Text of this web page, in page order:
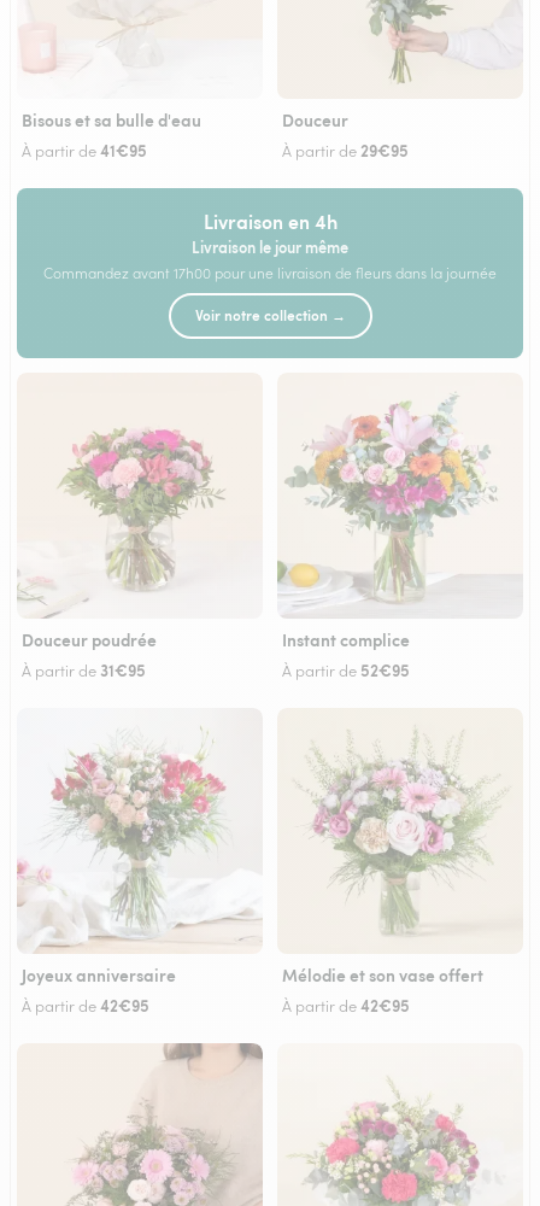
Bisous et sa bulle d'eau
À partir de41€95
Douceur
À partir de 29€95
Livraison en 4h
Livraison le jour même
Commandez avant 17h00 pour une livraison de fleurs dans la journée
Voir notre collection →
Douceur poudrée
À partir de 31€95
Instant complice
À partir de 52€95
Joyeux anniversaire
À partir de42€95
Mélodie et son vase offert
À partir de42€95